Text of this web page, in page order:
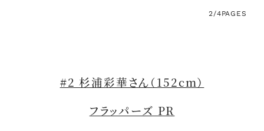
2/4PAGES
#2 杉浦彩華さん（152cm）
フラッパーズ PR